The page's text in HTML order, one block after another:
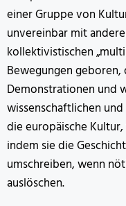
einer Gruppe von
unvereinbar mit
kollektivistischen
Bewegungen
Demonstrationen und
wissenschaftlichen
die europäische
indem sie die
umschreiben, wenn
auslöschen.